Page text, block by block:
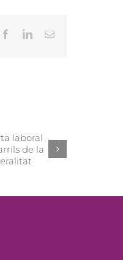
FacebookLinkedInCorreo
Oferta laboral
Ferrocarrils de la
Generalitat